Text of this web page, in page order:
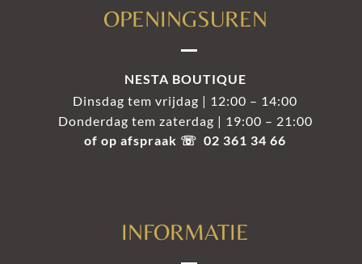
OPENINGSUREN
NESTA BOUTIQUE
Dinsdag tem vrijdag | 12:00 – 14:00
Donderdag tem zaterdag | 19:00 – 21:00
of op afspraak ☏ 02 361 34 66
INFORMATIE